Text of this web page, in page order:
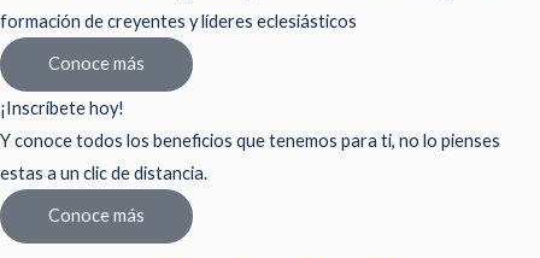
formación de creyentes y líderes eclesiásticos
Conoce más
¡Inscríbete hoy!
Y conoce todos los beneficios que tenemos para ti, no lo pienses
estas a un clic de distancia.
Conoce más